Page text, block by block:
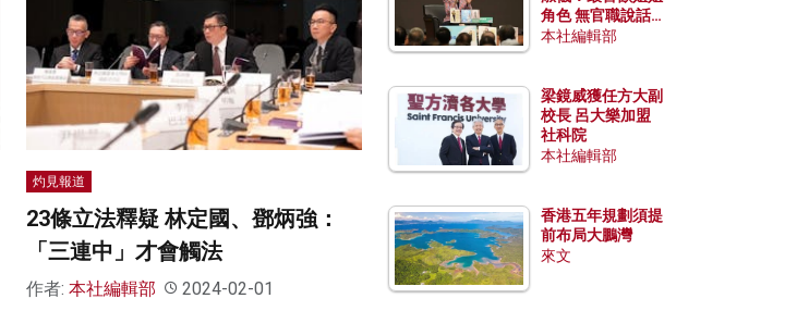
灼見報道
23條立法釋疑 林定國、鄧炳強：
「三連中」才會觸法
作者: 本社編輯部 2024-02-01
角色 無官職說話
包袱少
本社編輯部
梁鏡威獲任方大副
校長 呂大樂加盟
社科院
本社編輯部
香港五年規劃須提
前布局大鵬灣
來文